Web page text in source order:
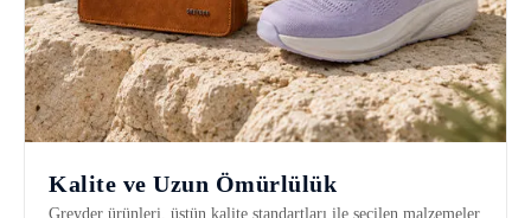
Kalite ve Uzun Ömürlülük
Greyder ürünleri, üstün kalite standartları ile seçilen malzemeler